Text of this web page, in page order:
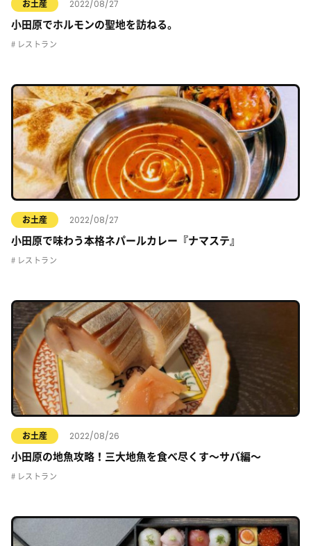
お土産 2022/08/27
小田原でホルモンの聖地を訪ねる。
レストラン
お土産 2022/08/27
小田原で味わう本格ネパールカレー『ナマステ』
レストラン
お土産 2022/08/26
小田原の地魚攻略！三大地魚を食べ尽くす〜サバ編〜
レストラン